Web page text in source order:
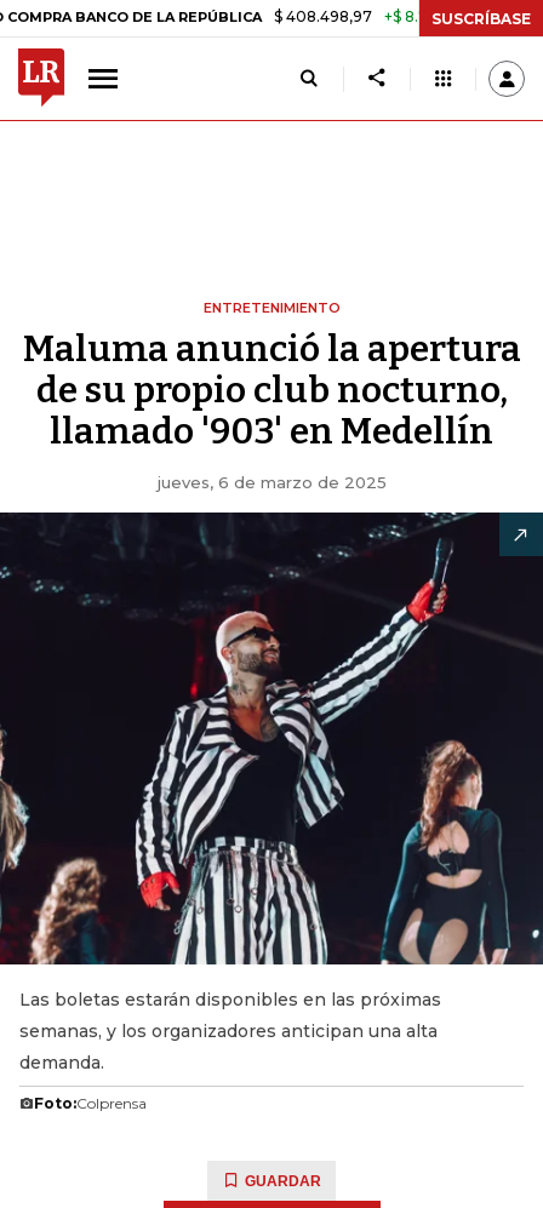
BANCO DE LA REPÚBLICA $ 408.498,97 +$ 8.753,81 +2,19%
SUSCRÍBASE
ENTRETENIMIENTO
Maluma anunció la apertura
de su propio club nocturno,
llamado '903' en Medellín
jueves, 6 de marzo de 2025
Las boletas estarán disponibles en las próximas
semanas, y los organizadores anticipan una alta
demanda.
Foto:Colprensa
GUARDAR